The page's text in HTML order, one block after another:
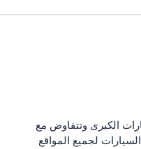
الكبرى وتتفاوض مع
لجميع المواقع